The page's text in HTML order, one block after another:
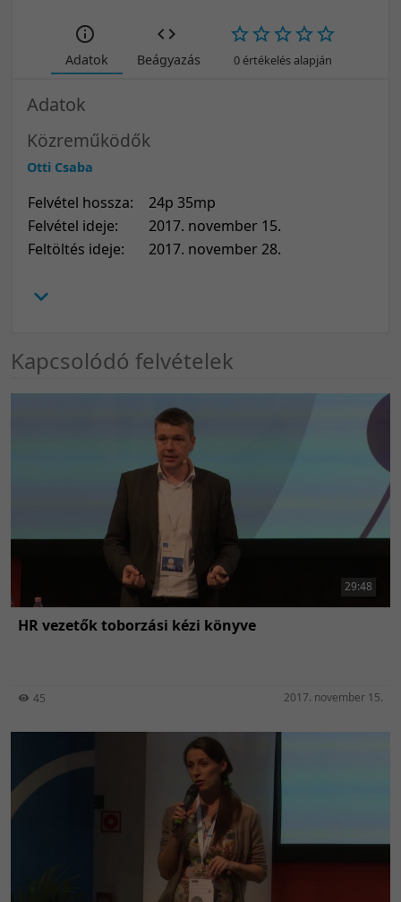
Adatok Beágyazás 0 értékelés alapján
Adatok
Közreműködők
Otti Csaba
Felvétel hossza:
24p 35mp
Felvétel ideje:
2017. november 15.
Feltöltés ideje:
2017. november 28.
Kapcsolódó felvételek
29:48
HR vezetők toborzási kézi könyve
45 2017. november 15.